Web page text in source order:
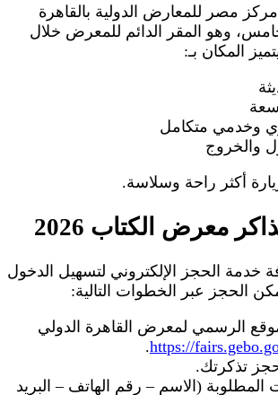
مصر للمعارض الدولية بالقاهرة
وهو المقر الدائم للمعرض خلال
المكان بـ:
وخدمي متكامل
والخروج
أكثر راحة وسلاسة.
معرض الكتاب 2026
خدمة الحجز الإلكتروني لتسهيل الدخول
الحجز عبر الخطوات التالية:
الرسمي لمعرض القاهرة الدولي
https://
.
تذكرتك.
المطلوبة (الاسم – رقم الهاتف – البريد